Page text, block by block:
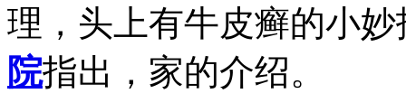
理，头上有牛皮癣的小
院指出，家的介绍。